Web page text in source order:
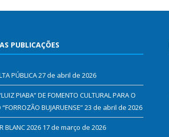
PUBLICAÇÕES
PÚBLICA27 de abril de 2026
PIABA” DE FOMENTO CULTURAL PARA O
“FORROZÃO BUJARUENSE”23 de abril de 2026
BLANC 2026 17 de março de 2026